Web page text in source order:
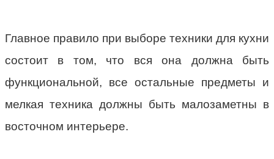
Главное правило при выборе техники для кухни
состоит в том, что вся она должна быть
функциональной, все остальные предметы и
мелкая техника должны быть малозаметны в
восточном интерьере.